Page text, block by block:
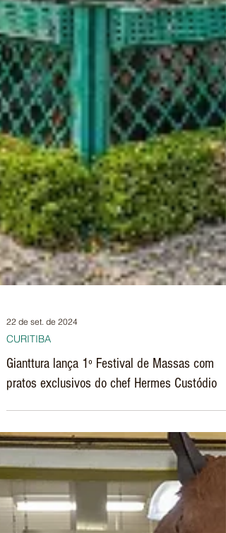
22 de set. de 2024
CURITIBA
Gianttura lança 1º Festival de Massas com
pratos exclusivos do chef Hermes Custódio